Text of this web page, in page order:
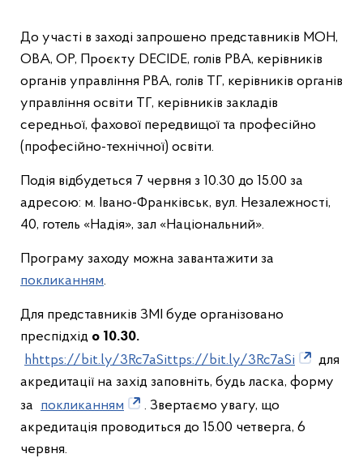
До участі в заході запрошено представників МОН,
ОВА, ОР, Проєкту DECIDE, голів РВА, керівників
органів управління РВА, голів ТГ, керівників органів
управління освіти ТГ, керівників закладів
середньої, фахової передвищої та професійно
(професійно-технічної) освіти.
Подія відбудеться 7 червня з 10.30 до 15.00 за
адресою: м. Івано-Франківськ, вул. Незалежності,
40, готель «Надія», зал «Національний».
Програму заходу можна завантажити за
покликанням.
Для представників ЗМІ буде організовано
преспідхід о 10.30.
hhttps://bit.ly/3Rc7aSittps://bit.ly/3Rc7aSi
для
акредитації на захід заповніть, будь ласка, форму
за покликанням
. Звертаємо увагу, що
акредитація проводиться до 15.00 четверга, 6
червня.